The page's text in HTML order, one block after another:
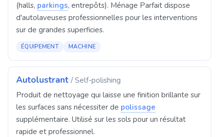
(halls, parkings, entrepôts). Ménage Parfait dispose
d'autolaveuses professionnelles pour les interventions
sur de grandes superficies.
ÉQUIPEMENT MACHINE
Autolustrant / Self-polishing
Produit de nettoyage qui laisse une finition brillante sur
les surfaces sans nécessiter de polissage
supplémentaire. Utilisé sur les sols pour un résultat
rapide et professionnel.